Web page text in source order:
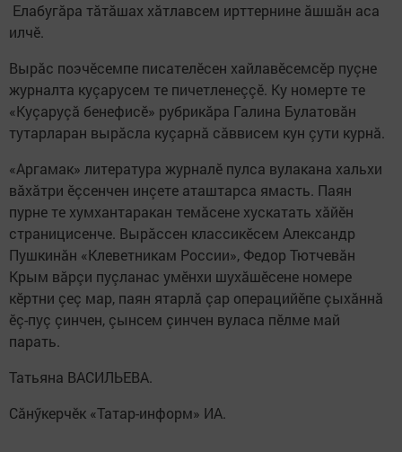
Елабугăра тăтăшах хăтлавсем ирттернине ăшшăн аса
илчӗ.
Вырăс поэчӗсемпе писателӗсен хайлавӗсемсӗр пуçне
журналта куçарусем те пичетленеççӗ. Ку номерте те
«Куçаруçă бенефисӗ» рубрикăра Галина Булатовăн
тутарларан вырăсла куçарнă сăввисем кун çути курнă.
«Аргамак» литература журналӗ пулса вулакана хальхи
вăхăтри ӗçсенчен инçете аташтарса ямасть. Паян
пурне те хумхантаракан темăсене хускатать хăйӗн
страницисенче. Вырăссен классикӗсем Александр
Пушкинăн «Клеветникам России», Федор Тютчевăн
Крым вăрçи пуçланас умӗнхи шухăшӗсене номере
кӗртни çеç мар, паян ятарлă çар операцийӗпе çыхăннă
ӗç-пуç çинчен, çынсем çинчен вуласа пӗлме май
парать.
Татьяна ВАСИЛЬЕВА.
Сăнӳкерчӗк «Татар-информ» ИА.